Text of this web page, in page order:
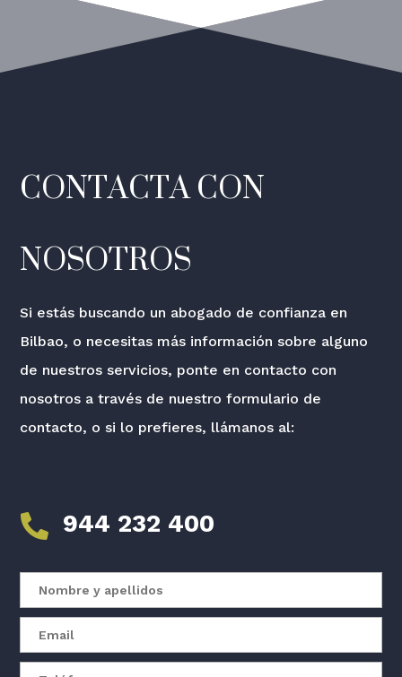
CONTACTA CON
NOSOTROS
Si estás buscando un abogado de confianza en
Bilbao, o necesitas más información sobre alguno
de nuestros servicios, ponte en contacto con
nosotros a través de nuestro formulario de
contacto, o si lo prefieres, llámanos al:
 944 232 400